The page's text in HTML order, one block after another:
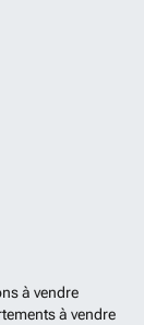
à vendre
à vendre